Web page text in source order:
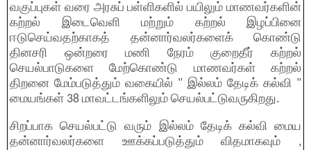
வகுப்புகள் வரை அரசுப் பள்ளிகளில் பயிலும் மாணவர்களின்
கற்றல் இடைவெளி மற்றும் கற்றல் இழப்பினை
ஈடுசெய்வதற்காகத் தன்னார்வலர்களைக் கொண்டு
தினசரி ஒன்றரை மணி நேரம் குறைதீர் கற்றல்
செயல்பாடுகளை மேற்கொண்டு மாணவர்கள் கற்றல்
திறனை மேம்படுத்தும் வகையில் " இல்லம் தேடிக் கல்வி "
மையங்கள் 38 மாவட்டங்களிலும் செயல்பட்டுவருகிறது.
சிறப்பாக செயல்பட்டு வரும் இல்லம் தேடிக் கல்வி மைய
தன்னார்வலர்களை ஊக்கப்படுத்தும் விதமாகவும் ,